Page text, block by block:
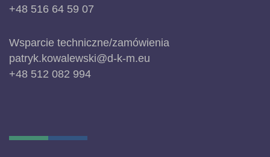
+48 516 64 59 07
Wsparcie techniczne/zamówienia
patryk.kowalewski@d-k-m.eu
+48 512 082 994